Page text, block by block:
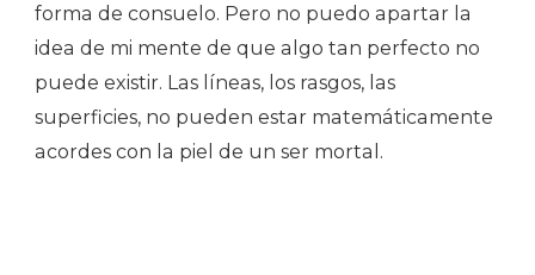
forma de consuelo. Pero no puedo apartar la
idea de mi mente de que algo tan perfecto no
puede existir. Las líneas, los rasgos, las
superficies, no pueden estar matemáticamente
acordes con la piel de un ser mortal.